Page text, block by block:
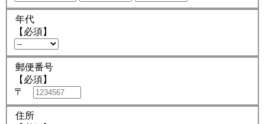
年代
【必須】
郵便番号
【必須】
〒
住所